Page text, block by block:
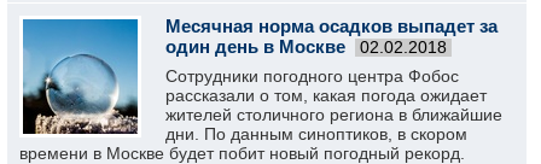
Месячная норма осадков выпадет за
один день в Москве
02.02.2018
Сотрудники погодного центра Фобос
рассказали о том, какая погода ожидает
жителей столичного региона в ближайшие
дни. По данным синоптиков, в скором
времени в Москве будет побит новый погодный рекорд.